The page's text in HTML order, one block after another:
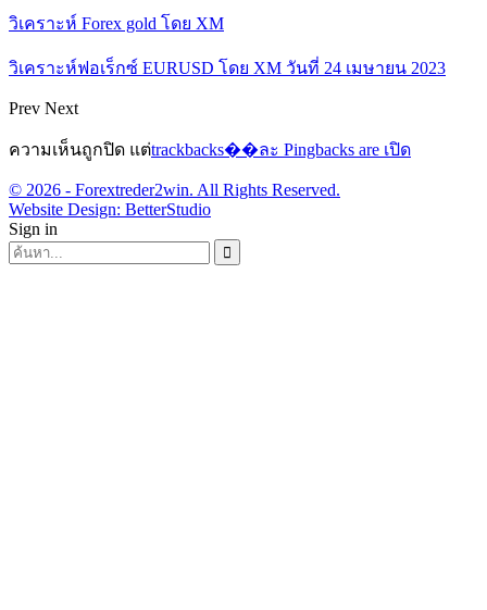
วิเคราะห์ Forex gold โดย XM
วิเคราะห์ฟอเร็กซ์ EURUSD โดย XM วันที่ 24 เมษายน 2023
Prev Next
ความเห็นถูกปิด แต่trackbacks��ละ Pingbacks are เปิด
© 2026 - Forextreder2win. All Rights Reserved.
Website Design: BetterStudio
Sign in